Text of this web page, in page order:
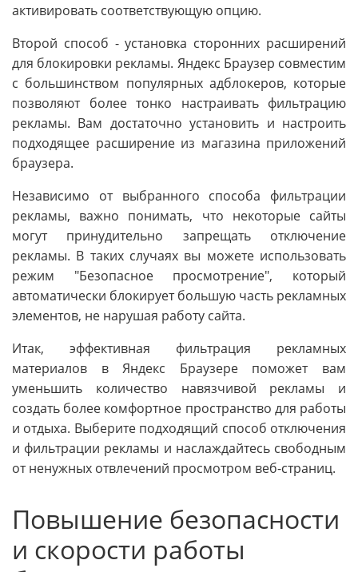
активировать соответствующую опцию.
Второй способ - установка сторонних расширений
для блокировки рекламы. Яндекс Браузер совместим
с большинством популярных адблокеров, которые
позволяют более тонко настраивать фильтрацию
рекламы. Вам достаточно установить и настроить
подходящее расширение из магазина приложений
браузера.
Независимо от выбранного способа фильтрации
рекламы, важно понимать, что некоторые сайты
могут принудительно запрещать отключение
рекламы. В таких случаях вы можете использовать
режим "Безопасное просмотрение", который
автоматически блокирует большую часть рекламных
элементов, не нарушая работу сайта.
Итак, эффективная фильтрация рекламных
материалов в Яндекс Браузере поможет вам
уменьшить количество навязчивой рекламы и
создать более комфортное пространство для работы
и отдыха. Выберите подходящий способ отключения
и фильтрации рекламы и наслаждайтесь свободным
от ненужных отвлечений просмотром веб-страниц.
Повышение безопасности
и скорости работы